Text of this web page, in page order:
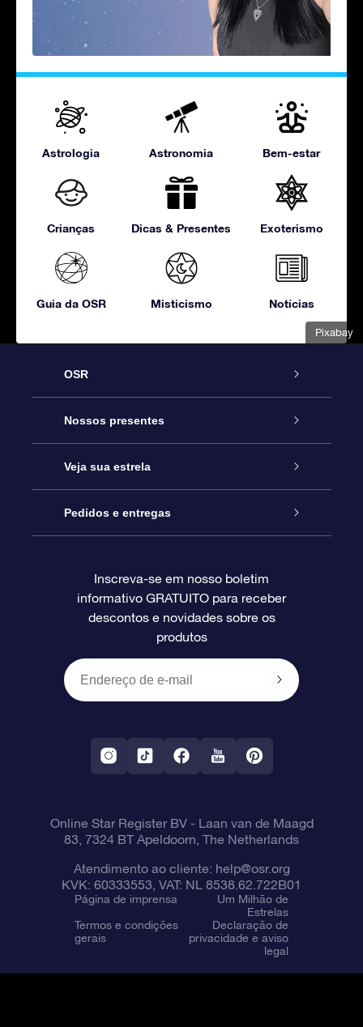
Pixabay
Astrologia Astronomia Bem-estar
Crianças Dicas & Presentes Exoterismo
Guia da OSR Misticismo Notícias
OSR
Serviço
Entre em contato conosco
Blog
Avaliações
Nossos presentes
Presente estrelar on-line
Pacote de presente da OSR
O cartão de presente da OSR
Presentes corporativos
Veja sua estrela
Star Register
Página estelar personalizada
Um Milhão de Estrelas
OSR Starsaver
Aplicativo RV Fly me to the stars
Pedidos e entregas
Informações de pagamento
Política de devolução
Constelações
Inscreva-se em nosso boletim
informativo GRATUITO para receber
descontos e novidades sobre os
produtos
Online Star Register BV- Laan van de Maagd
83, 7324 BT Apeldoorn, The Netherlands
Atendimento ao cliente: help@osr.org
KVK: 60333553, VAT: NL 8538.62.722B01
Página de imprensa
Um Milhão de
Estrelas
Termos e condições
gerais
Declaração de
privacidade e aviso
legal